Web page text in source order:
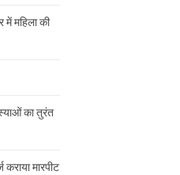
महिला की
का तुरंत
मारपीट